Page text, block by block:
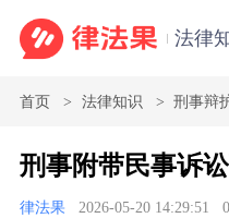
法律
首页 法律知识 刑事辩
刑事附带民事诉
律法果 2026-05-20 14:29:51 0